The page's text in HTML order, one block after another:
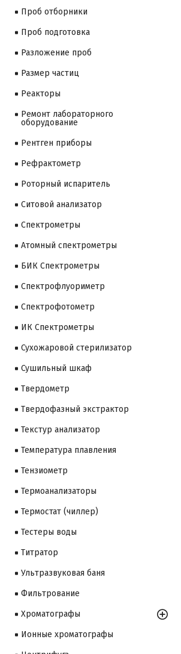
Проб отборники
Проб подготовка
Разложение проб
Размер частиц
Реакторы
Ремонт лабораторного
оборудование
Рентген приборы
Рефрактометр
Роторный испаритель
Ситовой анализатор
Cпектрометры
Атомный спектрометры
БИК Спектрометры
Спектрофлуориметр
Спектрофотометр
ИК Спектрометры
Сухожаровой стерилизатор
Сушильный шкаф
Твердометр
Твердофазный экстрактор
Текстур анализатор
Температура плавления
Тензиометр
Термоанализаторы
Термостат (чиллер)
Тестеры воды
Титратор
Ультразвуковая баня
Фильтрование
Хроматографы
Ионные хроматографы